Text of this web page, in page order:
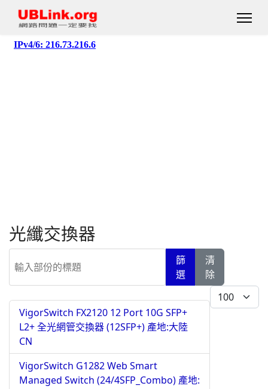
光纖交換器
篩
選
清
除
每頁顯示條數
VigorSwitch FX2120 12 Port 10G SFP+
L2+ 全光網管交換器 (12SFP+) 產地:大陸
CN
VigorSwitch G1282 Web Smart
Managed Switch (24/4SFP_Combo) 產地: